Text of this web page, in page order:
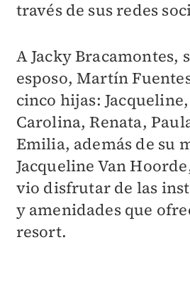
través de sus redes
A Jacky Bracamontes,
esposo, Martín
cinco hijas: Jacqueline,
Carolina, Renata,
Emilia, además de su
Jacqueline Van
vio disfrutar de las
y amenidades que
resort.